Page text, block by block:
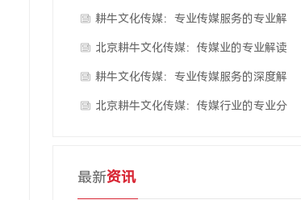
析
耕牛文化传媒：专业传媒服务的专业解
析
北京耕牛文化传媒：传媒业的专业解读
耕牛文化传媒：专业传媒服务的深度解
读
北京耕牛文化传媒：传媒行业的专业分
最新资讯